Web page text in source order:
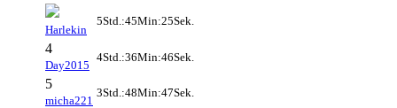
Harlekin
5Std.:45Min:25Sek.
4
Day2015
4Std.:36Min:46Sek.
5
micha221
3Std.:48Min:47Sek.